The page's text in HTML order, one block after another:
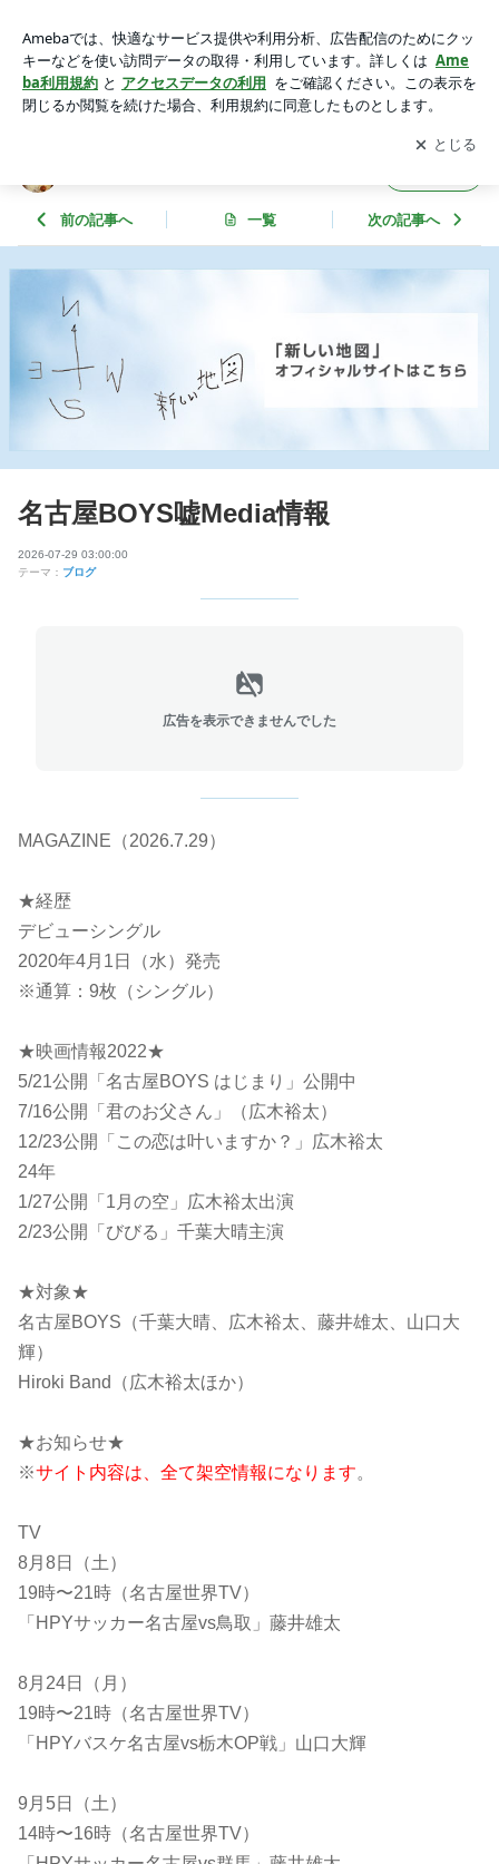
アプリをダウンロードして ブログの更新通知
を受け取りまし
ょう。
開く
前の記事へ 一覧 次の記事へ
名古屋BOYS嘘Media情報
2026-07-29 03:00:00
テーマ： ブログ
広告を表示できませんでした
MAGAZINE（2026.7.29）
★経歴
デビューシングル
2020年4月1日（水）発売
※通算：9枚（シングル）
★映画情報2022★
5/21公開「名古屋BOYS はじまり」公開中
7/16公開「君のお父さん」（広木裕太）
12/23公開「この恋は叶いますか？」広木裕太
24年
1/27公開「1月の空」広木裕太出演
2/23公開「びびる」千葉大晴主演
★対象★
名古屋BOYS（千葉大晴、広木裕太、藤井雄太、山口大
輝）
Hiroki Band（広木裕太ほか）
★お知らせ★
※サイト内容は、全て架空情報になります。
TV
8月8日（土）
19時〜21時（名古屋世界TV）
「HPYサッカー名古屋vs鳥取」藤井雄太
8月24日（月）
19時〜21時（名古屋世界TV）
「HPYバスケ名古屋vs栃木OP戦」山口大輝
9月5日（土）
14時〜16時（名古屋世界TV）